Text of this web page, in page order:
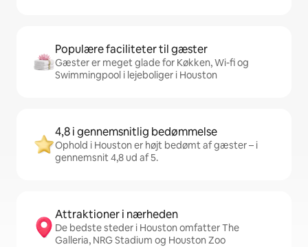
Populære faciliteter til gæster
Gæster er meget glade for Køkken, Wi-fi og
Swimmingpool i lejeboliger i Houston
4,8 i gennemsnitlig bedømmelse
Ophold i Houston er højt bedømt af gæster – i
gennemsnit 4,8 ud af 5.
Attraktioner i nærheden
De bedste steder i Houston omfatter The
Galleria, NRG Stadium og Houston Zoo